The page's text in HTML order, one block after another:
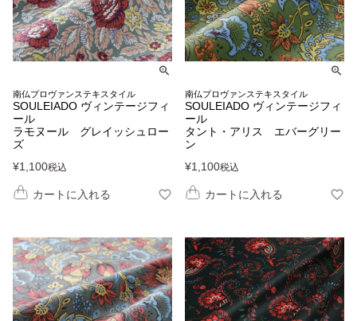
南仏プロヴァンステキスタイル
SOULEIADO ヴィンテージフィ
ール
ラモヌール グレイッシュロー
ズ
¥1,100税込
カートに入れる
南仏プロヴァンステキスタイル
SOULEIADO ヴィンテージフィ
ール
タント・アリス エバーグリー
ン
¥1,100税込
カートに入れる